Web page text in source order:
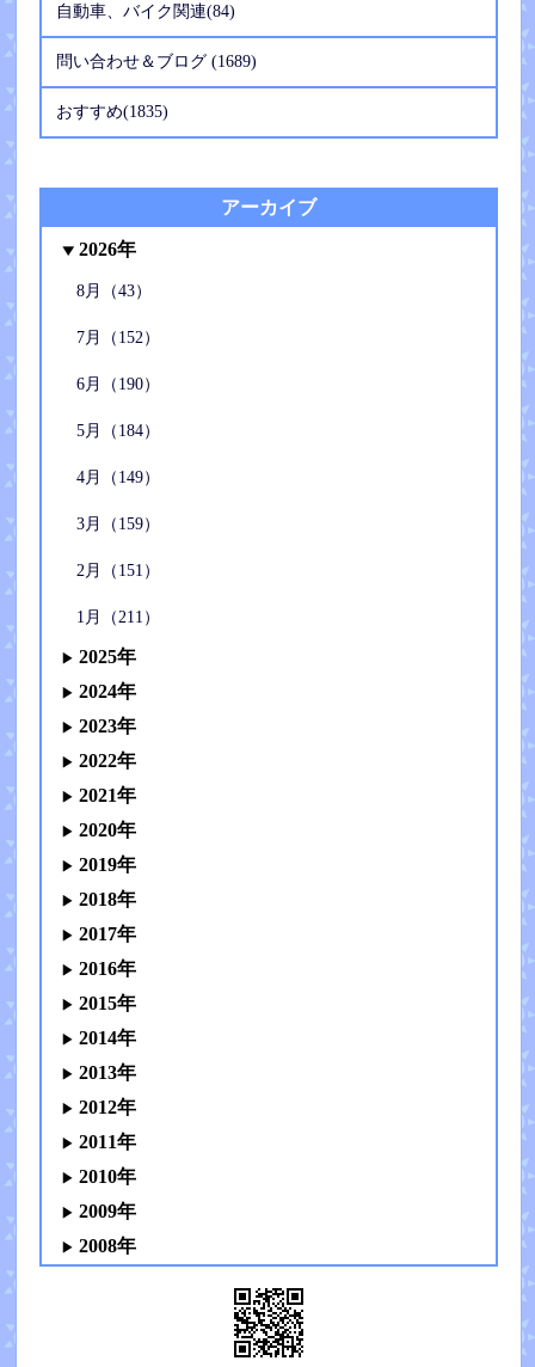
自動車、バイク関連(84)
問い合わせ＆ブログ (1689)
おすすめ(1835)
アーカイブ
2026年
8月（43）
7月（152）
6月（190）
5月（184）
4月（149）
3月（159）
2月（151）
1月（211）
2025年
2024年
2023年
2022年
2021年
2020年
2019年
2018年
2017年
2016年
2015年
2014年
2013年
2012年
2011年
2010年
2009年
2008年